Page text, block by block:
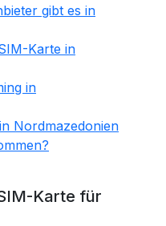
gibt es in
Karte in
in
Nordmazedonien
Karte für